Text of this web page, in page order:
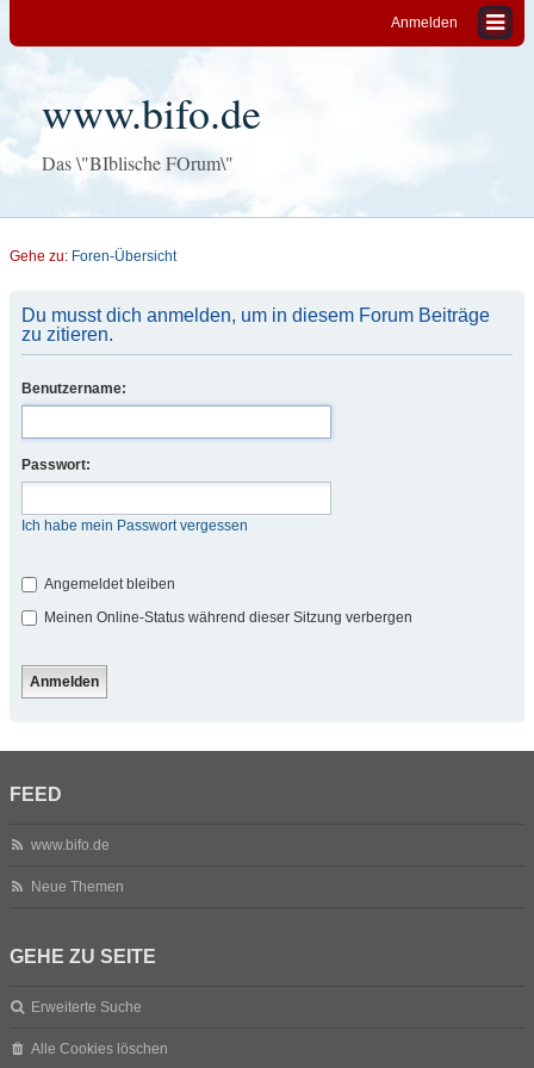
Anmelden
www.bifo.de
Das \"BIblische FOrum\"
Gehe zu: Foren-Übersicht
Du musst dich anmelden, um in diesem Forum Beiträge
zu zitieren.
Benutzername:
Passwort:
Ich habe mein Passwort vergessen
Angemeldet bleiben
Meinen Online-Status während dieser Sitzung verbergen
FEED
www.bifo.de
Neue Themen
GEHE ZU SEITE
Erweiterte Suche
Alle Cookies löschen